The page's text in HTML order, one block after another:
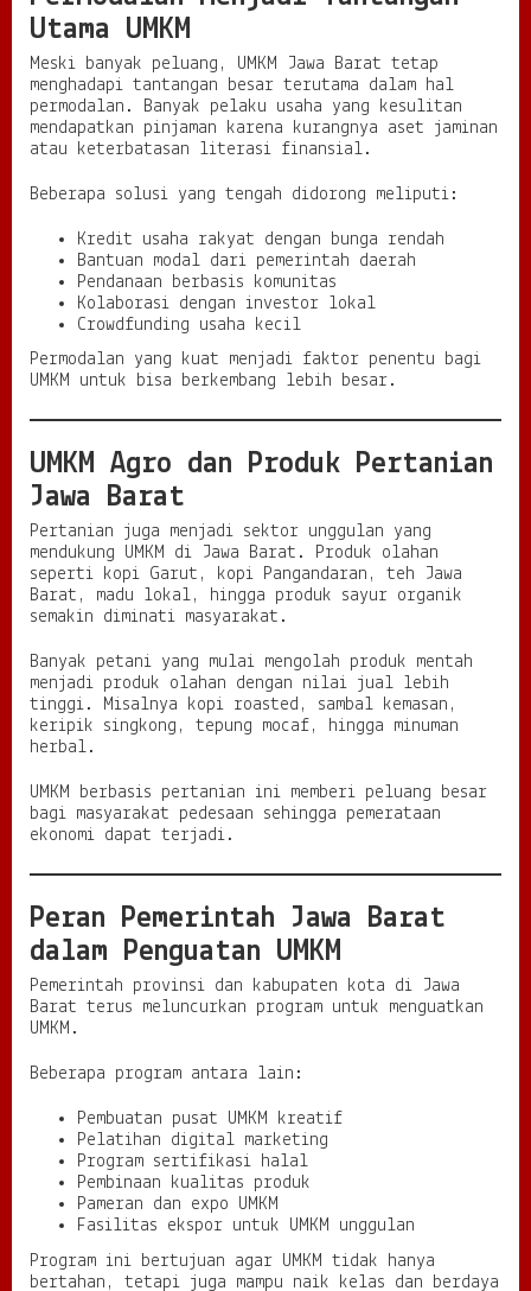
Utama UMKM
Meski banyak peluang, UMKM Jawa Barat tetap
menghadapi tantangan besar terutama dalam hal
permodalan. Banyak pelaku usaha yang kesulitan
mendapatkan pinjaman karena kurangnya aset jaminan
atau keterbatasan literasi finansial.
Beberapa solusi yang tengah didorong meliputi:
Kredit usaha rakyat dengan bunga rendah
Bantuan modal dari pemerintah daerah
Pendanaan berbasis komunitas
Kolaborasi dengan investor lokal
Crowdfunding usaha kecil
Permodalan yang kuat menjadi faktor penentu bagi
UMKM untuk bisa berkembang lebih besar.
UMKM Agro dan Produk Pertanian
Jawa Barat
Pertanian juga menjadi sektor unggulan yang
mendukung UMKM di Jawa Barat. Produk olahan
seperti kopi Garut, kopi Pangandaran, teh Jawa
Barat, madu lokal, hingga produk sayur organik
semakin diminati masyarakat.
Banyak petani yang mulai mengolah produk mentah
menjadi produk olahan dengan nilai jual lebih
tinggi. Misalnya kopi roasted, sambal kemasan,
keripik singkong, tepung mocaf, hingga minuman
herbal.
UMKM berbasis pertanian ini memberi peluang besar
bagi masyarakat pedesaan sehingga pemerataan
ekonomi dapat terjadi.
Peran Pemerintah Jawa Barat
dalam Penguatan UMKM
Pemerintah provinsi dan kabupaten kota di Jawa
Barat terus meluncurkan program untuk menguatkan
UMKM.
Beberapa program antara lain:
Pembuatan pusat UMKM kreatif
Pelatihan digital marketing
Program sertifikasi halal
Pembinaan kualitas produk
Pameran dan expo UMKM
Fasilitas ekspor untuk UMKM unggulan
Program ini bertujuan agar UMKM tidak hanya
bertahan, tetapi juga mampu naik kelas dan berdaya